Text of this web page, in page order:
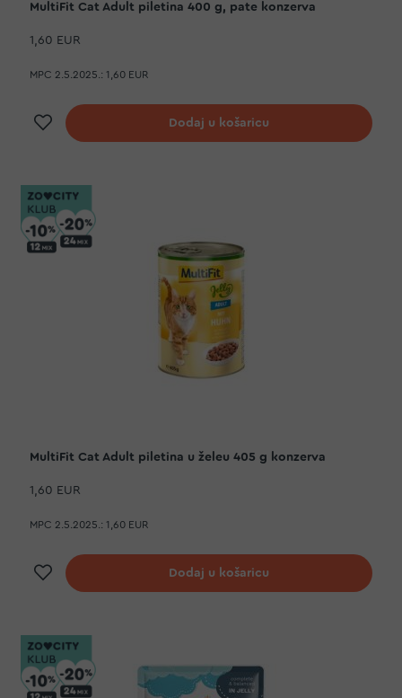
MultiFit Cat Adult piletina 400 g, pate konzerva
1,60 EUR
MPC 2.5.2025.: 1,60 EUR
Dodaj na listu želja
Dodaj u košaricu
MultiFit Cat Adult piletina u želeu 405 g konzerva
1,60 EUR
MPC 2.5.2025.: 1,60 EUR
Dodaj na listu želja
Dodaj u košaricu